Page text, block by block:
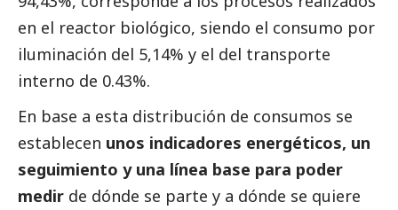
en el reactor biológico, siendo el consumo por
iluminación del 5,14% y el del transporte
interno de 0.43%.
En base a esta distribución de consumos se
establecen unos indicadores energéticos, un
seguimiento y una línea base para poder
medir de dónde se parte y a dónde se quiere